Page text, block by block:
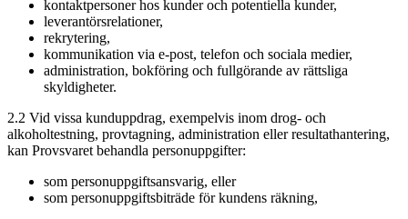
kontaktpersoner hos kunder och potentiella kunder,
leverantörsrelationer,
rekrytering,
kommunikation via e-post, telefon och sociala medier,
administration, bokföring och fullgörande av rättsliga
skyldigheter.
2.2 Vid vissa kunduppdrag, exempelvis inom drog- och
alkoholtestning, provtagning, administration eller resultathantering,
kan Provsvaret behandla personuppgifter:
som personuppgiftsansvarig, eller
som personuppgiftsbiträde för kundens räkning,